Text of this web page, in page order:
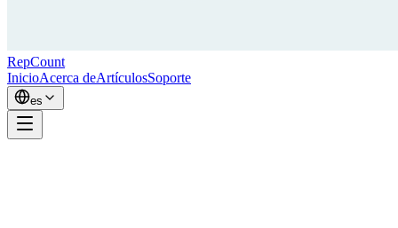
RepCount
InicioAcerca deArtículosSoporte
es